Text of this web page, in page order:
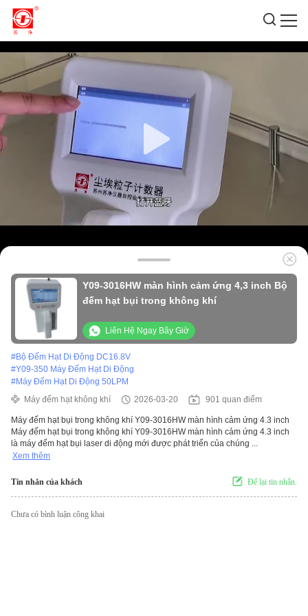
Y09-3016HW màn hình cảm ứng 4,3 inch Bộ
đếm hạt bụi trong không khí
Liên Hệ Ngay Bây Giờ
#Bộ Đếm Hạt Di Động DC16.8V
#Y09-350 Máy Đếm Hạt Di Động
#Máy Đếm Hạt Di Động 50LPM
Máy đếm hạt không khí
2026-03-20 901 quan điểm
Máy đếm hạt bụi trong không khí Y09-3016HW màn hình cảm ứng 4.3 inch
Máy đếm hạt bụi trong không khí Y09-3016HW màn hình cảm ứng 4.3 inch
là máy đếm hạt bụi laser di động mới được phát triển của chúng ...
Xem thêm
Tin nhắn của khách Để lại tin nhắn.
Chưa có bình luận công khai